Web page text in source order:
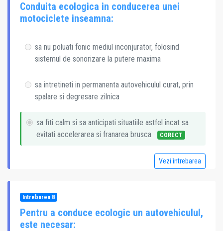
Conduita ecologica in conducerea unei
motociclete inseamna:
sa nu poluati fonic mediul inconjurator, folosind
sistemul de sonorizare la putere maxima
sa intretineti in permanenta autovehiculul curat, prin
spalare si degresare zilnica
sa fiti calm si sa anticipati situatiile astfel incat sa
evitati accelerarea si franarea brusca
CORECT
Vezi întrebarea
Intrebarea 8
Pentru a conduce ecologic un autovehiculul,
este necesar: